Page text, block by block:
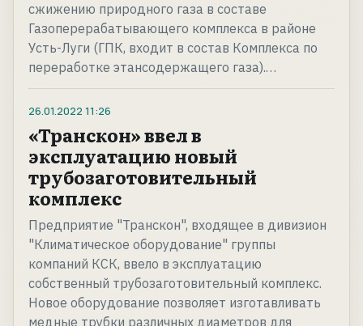
сжижению природного газа в составе
Газоперерабатывающего комплекса в районе
Усть-Луги (ГПК, входит в состав Комплекса по
переработке этансодержащего газа).…
26.01.2022 11:26
«Транскон» ввел в
эксплуатацию новый
трубозаготовительный
комплекс
Предприятие "Транскон", входящее в дивизион
"Климатическое оборудование" группы
компаний КСК, ввело в эксплуатацию
собственный трубозаготовительный комплекс.
Новое оборудование позволяет изготавливать
медные трубки различных диаметров для